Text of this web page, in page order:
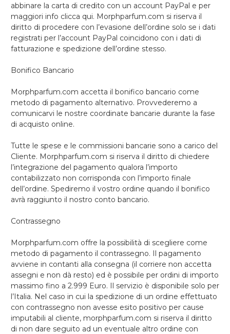
abbinare la carta di credito con un account PayPal e per
maggiori info clicca qui. Morphparfum.com si riserva il
diritto di procedere con l’evasione dell’ordine solo se i dati
registrati per l’account PayPal coincidono con i dati di
fatturazione e spedizione dell’ordine stesso.
Bonifico Bancario
Morphparfum.com accetta il bonifico bancario come
metodo di pagamento alternativo. Provvederemo a
comunicarvi le nostre coordinate bancarie durante la fase
di acquisto online.
Tutte le spese e le commissioni bancarie sono a carico del
Cliente. Morphparfum.com si riserva il diritto di chiedere
l’integrazione del pagamento qualora l’importo
contabilizzato non corrisponda con l’importo finale
dell’ordine. Spediremo il vostro ordine quando il bonifico
avrà raggiunto il nostro conto bancario.
Contrassegno
Morphparfum.com offre la possibilità di scegliere come
metodo di pagamento il contrassegno. Il pagamento
avviene in contanti alla consegna (il corriere non accetta
assegni e non dà resto) ed è possibile per ordini di importo
massimo fino a 2.999 Euro. Il servizio è disponibile solo per
l’Italia. Nel caso in cui la spedizione di un ordine effettuato
con contrassegno non avesse esito positivo per cause
imputabili al cliente, morphparfum.com si riserva il diritto
di non dare seguito ad un eventuale altro ordine con